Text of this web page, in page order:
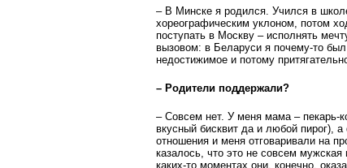
– В Минске я родился. Учился в
хореографическим уклоном, потом
поступать в Москву – исполнять
вызовом: в Беларуси я почему-то
недостижимое и потому
– Родители поддержали?
– Совсем нет. У меня мама – пекарь-
вкусный бисквит да и любой пирог), а
отношения и меня отговаривали на
казалось, что это не совсем
каких-то моментах они, конечно,